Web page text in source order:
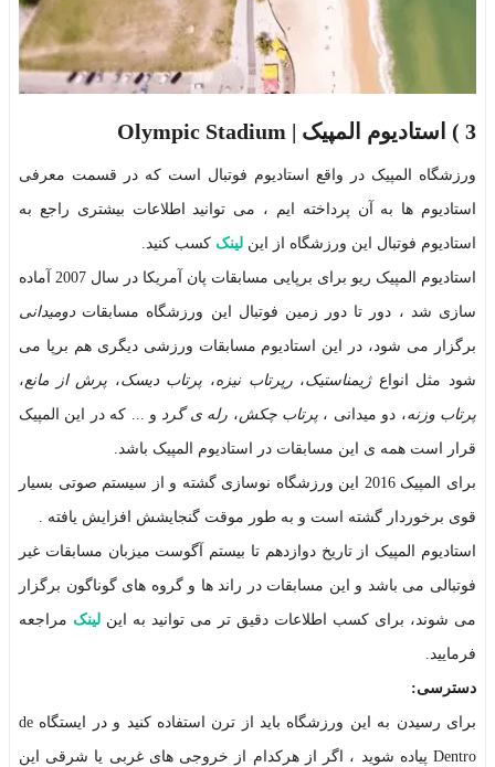
3 ) استادیوم المپیک | Olympic Stadium
ورزشگاه المپیک در واقع استادیوم فوتبال است که در قسمت معرفی
استادیوم ها به آن پرداخته ایم ، می توانید اطلاعات بیشتری راجع به
استادیوم فوتبال این ورزشگاه از این لینک کسب کنید.
استادیوم المپیک ریو برای برپایی مسابقات پان آمریکا در سال 2007 آماده
سازی شد ، دور تا دور زمین فوتبال این ورزشگاه مسابقات دومیدانی
برگزار می شود، در این استادیوم مسابقات ورزشی دیگری هم برپا می
شود مثل انواعژیمناستیک،رپرتاب نیزه، پرتاب دیسک، پرش از مانع،
پرتاب وزنه، دو میدانی ، پرتاب چکش، رله ی گرد و ... که در این المپیک
قرار است همه ی این مسابقات در استادیوم المپیک باشد.
برای المپیک 2016 این ورزشگاه نوسازی گشته و از سیستم صوتی بسیار
قوی برخوردار گشته است و به طور موقت گنجایشش افزایش یافته .
استادیوم المپیک از تاریخ دوازدهم تا بیستم آگوست میزبان مسابقات غیر
فوتبالی می باشد و این مسابقات در راند ها و گروه های گوناگون برگزار
می شوند، برای کسب اطلاعات دقیق تر می توانید به این لینک مراجعه
فرمایید.
دسترسی:
برای رسیدن به این ورزشگاه باید از ترن استفاده کنید و در ایستگاه de
Dentro پیاده شوید ، اگر از هرکدام از خروجی های غربی یا شرقی این